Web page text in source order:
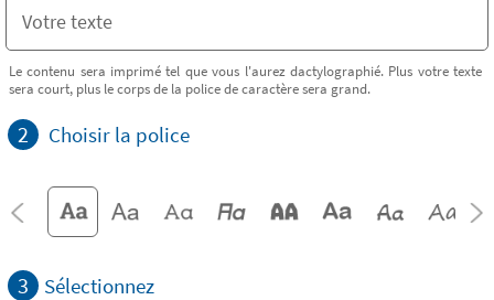
Le contenu sera imprimé tel que vous l'aurez dactylographié. Plus votre texte
sera court, plus le corps de la police de caractère sera grand.
2 Choisir la police
3 Sélectionnez